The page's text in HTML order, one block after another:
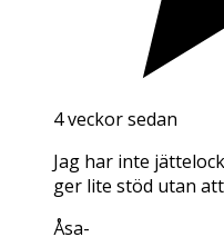
4 veckor sedan
Jag har inte
ger lite stöd utan
Åsa-